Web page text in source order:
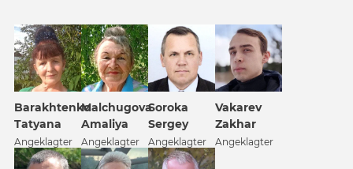
Barakhtenko
Tatyana
Angeklagter
Malchugova
Amaliya
Angeklagter
Soroka
Sergey
Angeklagter
Vakarev
Zakhar
Angeklagter